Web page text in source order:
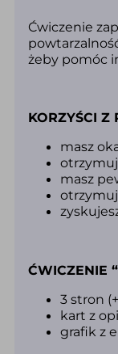
Ćwiczenie
żeby pomóc
KORZYŚCI Z
masz
masz
ĆWICZENIE
3 stron
kart z
grafik z